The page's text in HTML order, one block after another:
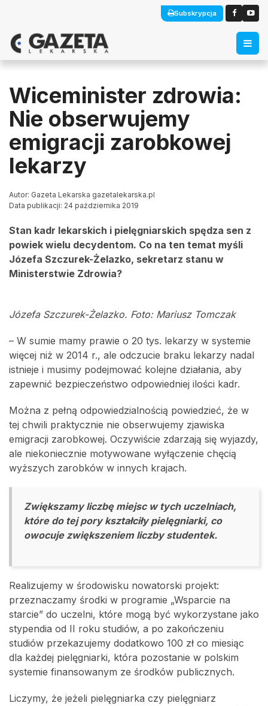
Subskrypcja
Wiceminister zdrowia:
Nie obserwujemy
emigracji zarobkowej
lekarzy
Autor: Gazeta Lekarska gazetalekarska.pl
Data publikacji: 24 października 2019
Stan kadr lekarskich i pielęgniarskich spędza sen z
powiek wielu decydentom. Co na ten temat myśli
Józefa Szczurek-Żelazko, sekretarz stanu w
Ministerstwie Zdrowia?
Józefa Szczurek-Żelazko. Foto: Mariusz Tomczak
– W sumie mamy prawie o 20 tys. lekarzy w systemie
więcej niż w 2014 r., ale odczucie braku lekarzy nadal
istnieje i musimy podejmować kolejne działania, aby
zapewnić bezpieczeństwo odpowiedniej ilości kadr.
Można z pełną odpowiedzialnością powiedzieć, że w
tej chwili praktycznie nie obserwujemy zjawiska
emigracji zarobkowej. Oczywiście zdarzają się wyjazdy,
ale niekoniecznie motywowane wyłączenie chęcią
wyższych zarobków w innych krajach.
Zwiększamy liczbę miejsc w tych uczelniach,
które do tej pory kształciły pielęgniarki, co
owocuje zwiększeniem liczby studentek.
Realizujemy w środowisku nowatorski projekt:
przeznaczamy środki w programie „Wsparcie na
starcie” do uczelni, które mogą być wykorzystane jako
stypendia od II roku studiów, a po zakończeniu
studiów przekazujemy dodatkowo 100 zł co miesiąc
dla każdej pielęgniarki, która pozostanie w polskim
systemie finansowanym ze środków publicznych.
Liczymy, że jeżeli pielęgniarka czy pielęgniarz